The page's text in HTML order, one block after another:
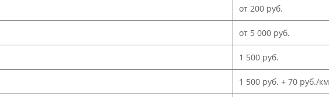
от 200 руб.
от 5 000 руб.
1 500 руб.
1 500 руб. + 70 руб./км